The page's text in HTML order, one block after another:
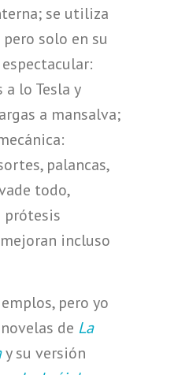
se utiliza
solo en su
lo Tesla y
a mansalva;
palancas,
todo,
prótesis
incluso
pero yo
de La
y su versión